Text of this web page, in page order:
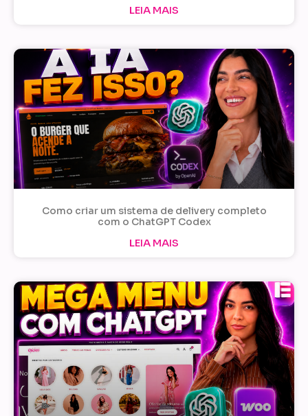
LEIA MAIS
Como criar um sistema de delivery completo
com o ChatGPT Codex
LEIA MAIS